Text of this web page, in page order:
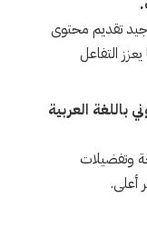
جيد تقديم محتوى
التفاعل
باللغة العربية
وتفضيلات
أعلى.